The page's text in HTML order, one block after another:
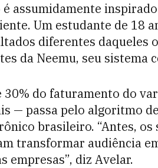
assumidamente
Um estudante de 18
diferentes daqueles
da Neemu, seu sistema
30% do faturamento do
— passa pelo algoritmo
brasileiro. “Antes,
transformar audiência
empresas”, diz Avelar.